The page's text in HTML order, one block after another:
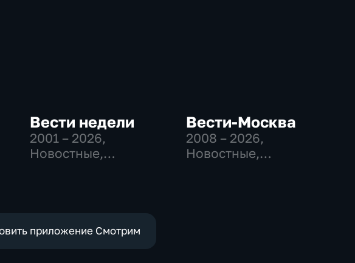
Вести недели
2001 – 2026,
Новостные,
Вести-Москва
2008 – 2026,
Новостные,
приложение Смотрим